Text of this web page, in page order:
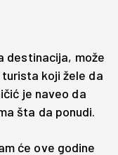
destinacija, može
koji žele da
je naveo da
šta da ponudi.
će ove godine